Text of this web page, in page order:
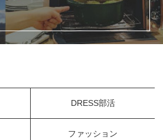
DRESS部活
ファッション